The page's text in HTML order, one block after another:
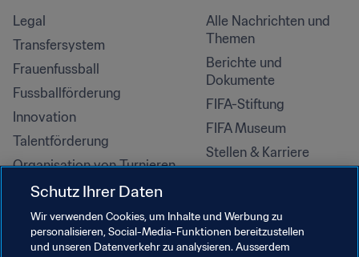
Legal
Transfersystem
Frauenfussball
Fussballförderung
Innovation
Talentförderung
Organisation von Turnieren
Nachhaltigkeit
Menschenrechte und
Antidiskriminierung
Alle Nachrichten und
Themen
Berichte und
Dokumente
FIFA-Stiftung
FIFA Museum
Stellen & Karriere
Schutz Ihrer Daten
Wir verwenden Cookies, um Inhalte und Werbung zu
personalisieren, Social-Media-Funktionen bereitzustellen
und unseren Datenverkehr zu analysieren. Ausserdem